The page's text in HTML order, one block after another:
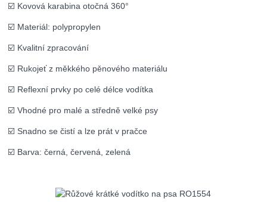
☑️ Kovová karabina otočná 360°
☑️ Materiál: polypropylen
☑️ Kvalitní zpracování
☑️ Rukojeť z měkkého pěnového materiálu
☑️ Reflexní prvky po celé délce vodítka
☑️ Vhodné pro malé a středně velké psy
☑️ Snadno se čistí a lze prát v pračce
☑️ Barva: černá, červená, zelená